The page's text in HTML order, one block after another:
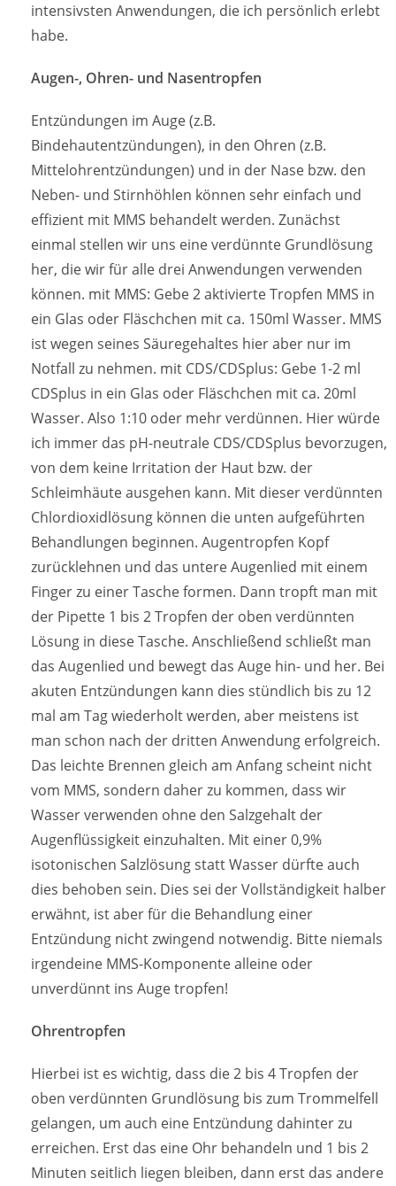
intensivsten Anwendungen, die ich persönlich erlebt
habe.
Augen-, Ohren- und Nasentropfen
Entzündungen im Auge (z.B.
Bindehautentzündungen), in den Ohren (z.B.
Mittelohrentzündungen) und in der Nase bzw. den
Neben- und Stirnhöhlen können sehr einfach und
effizient mit MMS behandelt werden. Zunächst
einmal stellen wir uns eine verdünnte Grundlösung
her, die wir für alle drei Anwendungen verwenden
können. mit MMS: Gebe 2 aktivierte Tropfen MMS in
ein Glas oder Fläschchen mit ca. 150ml Wasser. MMS
ist wegen seines Säuregehaltes hier aber nur im
Notfall zu nehmen. mit CDS/CDSplus: Gebe 1-2 ml
CDSplus in ein Glas oder Fläschchen mit ca. 20ml
Wasser. Also 1:10 oder mehr verdünnen. Hier würde
ich immer das pH-neutrale CDS/CDSplus bevorzugen,
von dem keine Irritation der Haut bzw. der
Schleimhäute ausgehen kann. Mit dieser verdünnten
Chlordioxidlösung können die unten aufgeführten
Behandlungen beginnen. Augentropfen Kopf
zurücklehnen und das untere Augenlied mit einem
Finger zu einer Tasche formen. Dann tropft man mit
der Pipette 1 bis 2 Tropfen der oben verdünnten
Lösung in diese Tasche. Anschließend schließt man
das Augenlied und bewegt das Auge hin- und her. Bei
akuten Entzündungen kann dies stündlich bis zu 12
mal am Tag wiederholt werden, aber meistens ist
man schon nach der dritten Anwendung erfolgreich.
Das leichte Brennen gleich am Anfang scheint nicht
vom MMS, sondern daher zu kommen, dass wir
Wasser verwenden ohne den Salzgehalt der
Augenflüssigkeit einzuhalten. Mit einer 0,9%
isotonischen Salzlösung statt Wasser dürfte auch
dies behoben sein. Dies sei der Vollständigkeit halber
erwähnt, ist aber für die Behandlung einer
Entzündung nicht zwingend notwendig. Bitte niemals
irgendeine MMS-Komponente alleine oder
unverdünnt ins Auge tropfen!
Ohrentropfen
Hierbei ist es wichtig, dass die 2 bis 4 Tropfen der
oben verdünnten Grundlösung bis zum Trommelfell
gelangen, um auch eine Entzündung dahinter zu
erreichen. Erst das eine Ohr behandeln und 1 bis 2
Minuten seitlich liegen bleiben, dann erst das andere